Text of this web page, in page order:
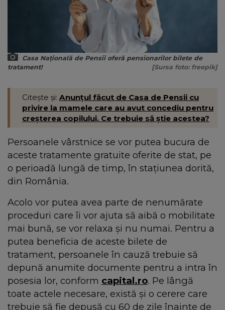
Casa Națională de Pensii oferă pensionarilor bilete de
tratament!
[Sursa foto: freepik]
Citește și: Anunțul făcut de Casa de Pensii cu
privire la mamele care au avut concediu pentru
creșterea copilului. Ce trebuie să știe acestea?
Persoanele vârstnice se vor putea bucura de
aceste tratamente gratuite oferite de stat, pe
o perioadă lungă de timp, în stațiunea dorită,
din România.
Acolo vor putea avea parte de nenumărate
proceduri care îi vor ajuta să aibă o mobilitate
mai bună, se vor relaxa și nu numai. Pentru a
putea beneficia de aceste bilete de
tratament, persoanele în cauză trebuie să
depună anumite documente pentru a intra în
posesia lor, conform capital.ro. Pe lângă
toate actele necesare, există și o cerere care
trebuie să fie depusă cu 60 de zile înainte de